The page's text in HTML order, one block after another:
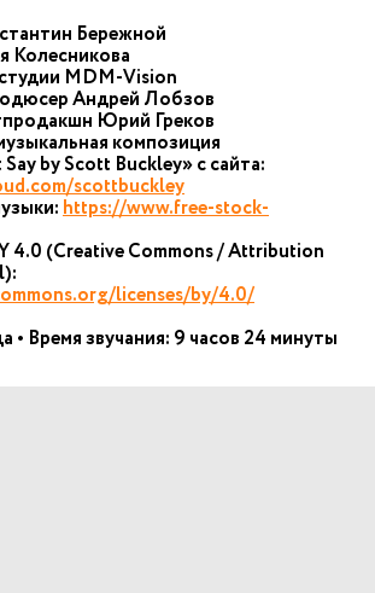
Бережной
Колесникова
MDM-Vision
Андрей Лобзов
Юрий Греков
композиция
by Scott Buckley» с сайта:
scottbuckley
https://www.free-stock-
4.0 (Creative Commons / Attribution
licenses/by/4.0/
• Время звучания: 9 часов 24 минуты